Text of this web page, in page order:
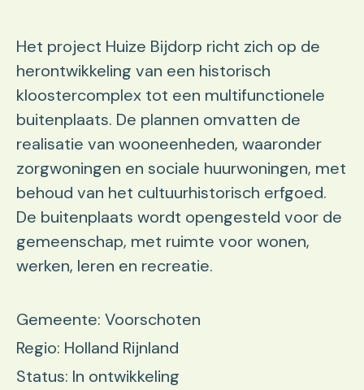
Het project Huize Bijdorp richt zich op de
herontwikkeling van een historisch
kloostercomplex tot een multifunctionele
buitenplaats. De plannen omvatten de
realisatie van wooneenheden, waaronder
zorgwoningen en sociale huurwoningen, met
behoud van het cultuurhistorisch erfgoed.
De buitenplaats wordt opengesteld voor de
gemeenschap, met ruimte voor wonen,
werken, leren en recreatie.
Gemeente: Voorschoten
Regio: Holland Rijnland
Status: In ontwikkeling